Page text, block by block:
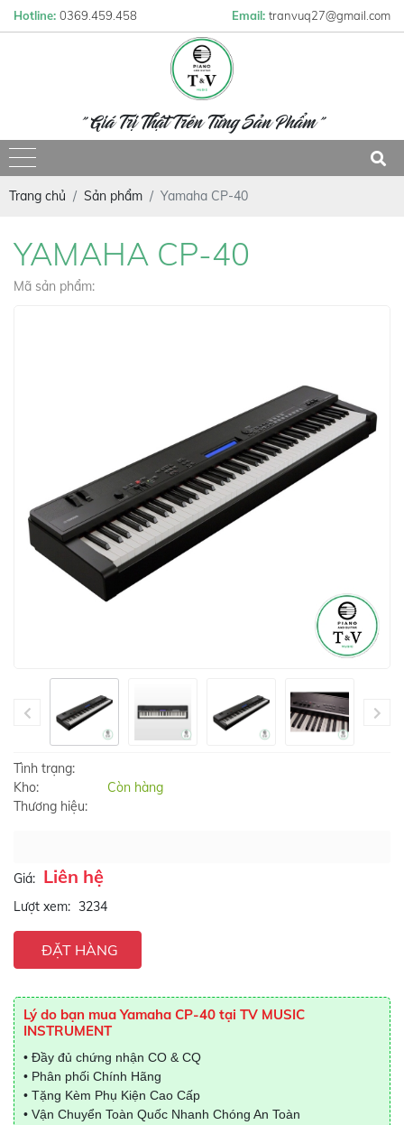
Hotline: 0369.459.458 Email: tranvuq27@gmail.com
" Giá Trị Thật Trên Từng Sản Phẩm "
Trang chủ Sản phẩm Yamaha CP-40
YAMAHA CP-40
Mã sản phẩm:
Tình trạng:
Kho:
Còn hàng
Thương hiệu:
Giá: Liên hệ
Lượt xem: 3234
ĐẶT HÀNG
Lý do bạn mua Yamaha CP-40 tại TV MUSIC
INSTRUMENT
• Đầy đủ chứng nhận CO & CQ
• Phân phối Chính Hãng
• Tặng Kèm Phụ Kiện Cao Cấp
• Vận Chuyển Toàn Quốc Nhanh Chóng An Toàn